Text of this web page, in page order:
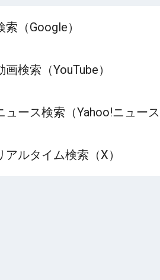
索（Google）
画検索（YouTube）
ュース検索（Yahoo!ニュー
アルタイム検索（X）